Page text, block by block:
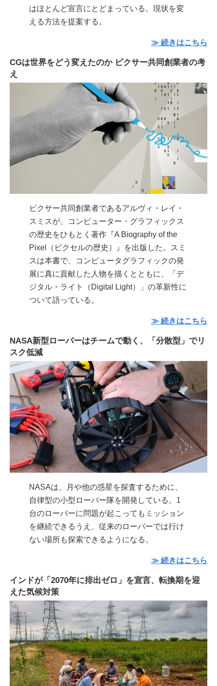
はほとんど宣言にとどまっている。現状を変
える方法を提案する。
≫ 続きはこちら
CGは世界をどう変えたのか ピクサー共同創業者の考
え
ピクサー共同創業者であるアルヴィ・レイ・
スミスが、コンピューター・グラフィックス
の歴史をひもとく著作『A Biography of the
Pixel（ピクセルの歴史）』を出版した。スミ
スは本書で、コンピュータグラフィックの発
展に真に貢献した人物を描くとともに、「デ
ジタル・ライト（Digital Light）」の革新性に
ついて語っている。
≫ 続きはこちら
NASA新型ローバーはチームで動く、「分散型」でリ
スク低減
NASAは、月や他の惑星を探査するために、
自律型の小型ローバー隊を開発している。1
台のローバーに問題が起こってもミッション
を継続できるうえ、従来のローバーでは行け
ない場所も探索できるようになる。
≫ 続きはこちら
インドが「2070年に排出ゼロ」を宣言、転換期を迎
えた気候対策